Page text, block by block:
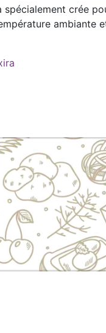
spécialement crée
ambiante